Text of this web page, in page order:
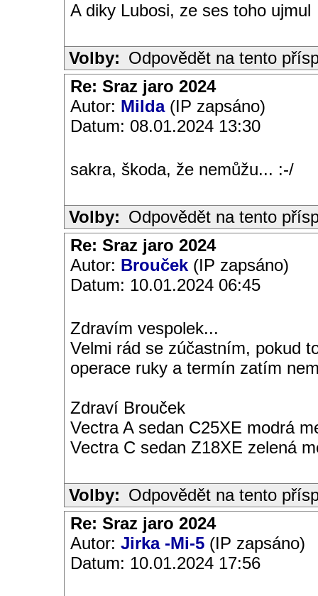
A diky Lubosi, ze ses toho ujmul
Volby: Odpovědět na tento
Re: Sraz jaro 2024
Autor: Milda(IP zapsáno)
Datum: 08.01.2024 13:30
sakra, škoda, že nemůžu... :-/
Volby: Odpovědět na tento
Re: Sraz jaro 2024
Autor: Brouček (IP zapsáno)
Datum: 10.01.2024 06:45
Zdravím vespolek...
Velmi rád se zúčastním, pokud
operace ruky a termín zatím
Zdraví Brouček
Vectra A sedan C25XE modrá
Vectra C sedan Z18XE zelená
Volby: Odpovědět na tento
Re: Sraz jaro 2024
Autor: Jirka -Mi-5 (IP zapsáno)
Datum: 10.01.2024 17:56